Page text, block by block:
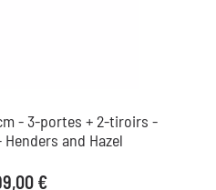
- 3-portes + 2-tiroirs -
and Hazel
€